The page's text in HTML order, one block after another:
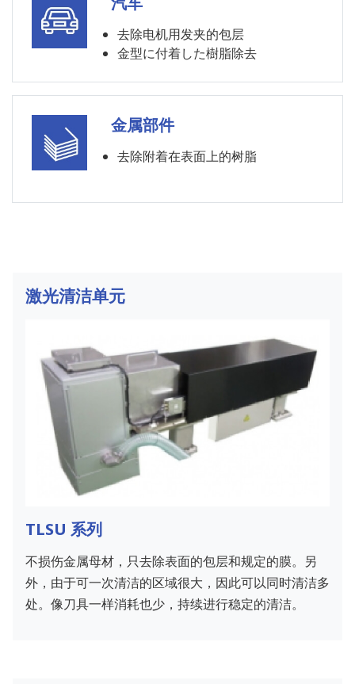
去除电机用发夹的包层
金型に付着した樹脂除去
金属部件
去除附着在表面上的树脂
激光清洁单元
TLSU 系列
不损伤金属母材，只去除表面的包层和规定的膜。另
外，由于可一次清洁的区域很大，因此可以同时清洁多
处。像刀具一样消耗也少，持续进行稳定的清洁。